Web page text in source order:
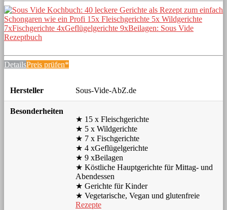
DetailsPreis prüfen*
Hersteller Sous-Vide-AbZ.de
Besonderheiten
★ 15 x Fleischgerichte
★ 5 x Wildgerichte
★ 7 x Fischgerichte
★ 4 xGeflügelgerichte
★ 9 xBeilagen
★ Köstliche Hauptgerichte für Mittag- und
Abendessen
★ Gerichte für Kinder
★ Vegetarische, Vegan und glutenfreie
Rezepte